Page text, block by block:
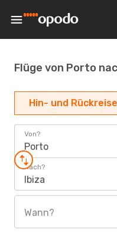
Flüge von Porto
Hin- und Rückreise
Von?
Porto
Nach?
Ibiza
Wann?